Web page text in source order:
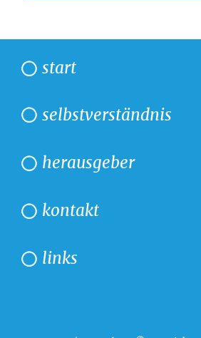
start
selbstverständnis
herausgeber
kontakt
links